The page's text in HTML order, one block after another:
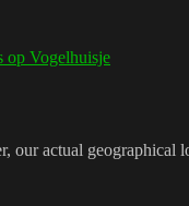
op Vogelhuisje
our actual geographical